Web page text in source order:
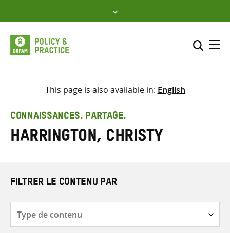
to
content
Sélectionner l’emplacement
Saisir
les
termes
This page is also available in: English
CONNAISSANCES. PARTAGE.
Harrington, Christy
FILTRER LE CONTENU PAR